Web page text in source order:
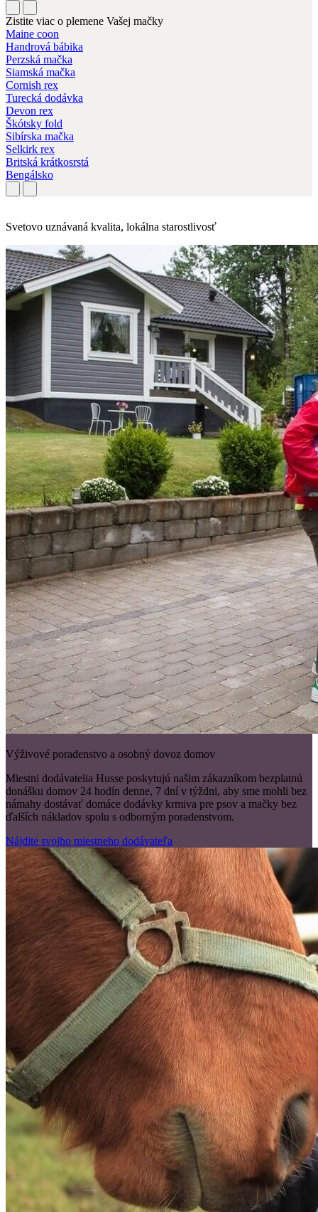
Zistite viac o plemene Vašej mačky
Maine coon
Handrová bábika
Perzská mačka
Siamská mačka
Cornish rex
Turecká dodávka
Devon rex
Škótsky fold
Sibírska mačka
Selkirk rex
Britská krátkosrstá
Bengálsko
Svetovo uznávaná kvalita, lokálna starostlivosť
Výživové poradenstvo a osobný dovoz domov
Miestni dodávatelia Husse poskytujú našim zákazníkom bezplatnú
donášku domov 24 hodín denne, 7 dní v týždni, aby sme mohli bez
námahy dostávať domáce dodávky krmiva pre psov a mačky bez
ďalších nákladov spolu s odborným poradenstvom.
Nájdite svojho miestneho dodávateľa